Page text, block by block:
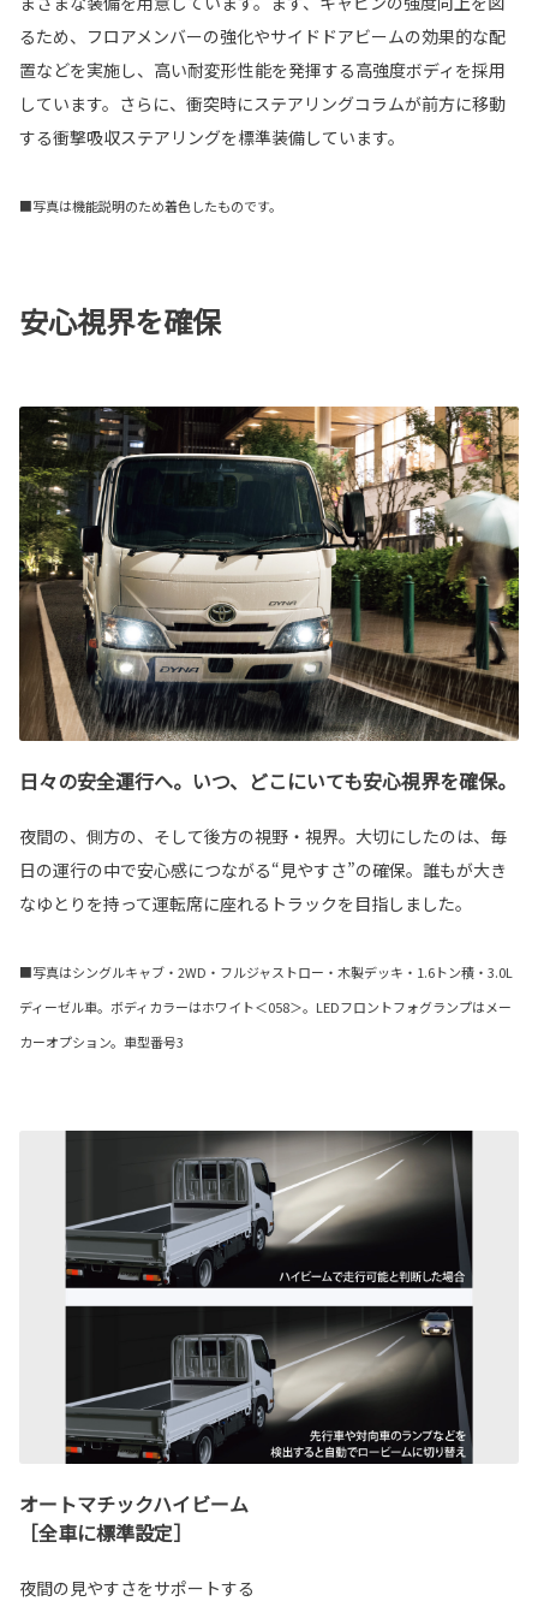
るため、フロアメンバーの強化やサイドドアビームの効果的な配
置などを実施し、高い耐変形性能を発揮する高強度ボディを採用
しています。さらに、衝突時にステアリングコラムが前方に移動
する衝撃吸収ステアリングを標準装備しています。
■写真は機能説明のため着色したものです。
安心視界を確保
日々の安全運行へ。いつ、どこにいても安心視界を確保。
夜間の、側方の、そして後方の視野・視界。大切にしたのは、毎
日の運行の中で安心感につながる“見やすさ”の確保。誰もが大き
なゆとりを持って運転席に座れるトラックを目指しました。
■写真はシングルキャブ・2WD・フルジャストロー・木製デッキ・1.6トン積・3.0L
ディーゼル車。ボディカラーはホワイト＜058＞。LEDフロントフォグランプはメー
カーオプション。車型番号3
オートマチックハイビーム
［全車に標準設定］
夜間の見やすさをサポートする